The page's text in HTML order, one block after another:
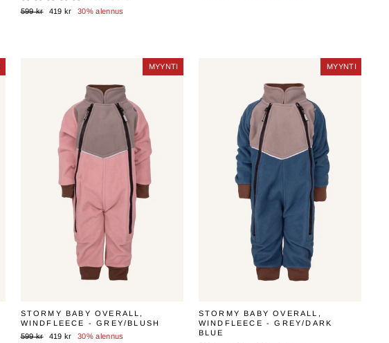
Normaali
599 kr Myyntihinta
419 kr 30% alennus
MYYNTI
MYYNTI
STORMY BABY OVERALL,
WINDFLEECE - GREY/BLUSH
Normaali
599 kr Myyntihinta
419 kr 30% alennus
MYYNTI
MYYNTI
STORMY BABY OVERALL,
WINDFLEECE - GREY/DARK
BLUE